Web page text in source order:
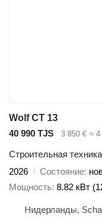
Wolf CT 13
40 990 TJS
3 850 € ≈ 4
Строительная
2026
Состояние
Мощность 8.82 кВт
Нидерланды,